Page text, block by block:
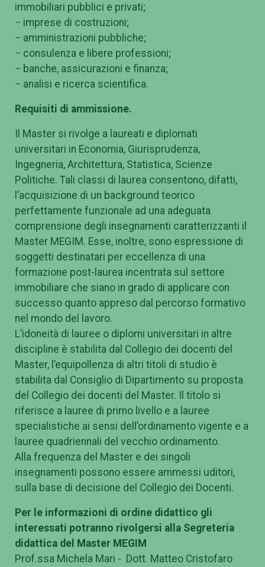
immobiliari pubblici e privati;
− imprese di costruzioni;
− amministrazioni pubbliche;
− consulenza e libere professioni;
− banche, assicurazioni e finanza;
− analisi e ricerca scientifica.
Requisiti di ammissione.
Il Master si rivolge a laureati e diplomati
universitari in Economia, Giurisprudenza,
Ingegneria, Architettura, Statistica, Scienze
Politiche. Tali classi di laurea consentono, difatti,
l’acquisizione di un background teorico
perfettamente funzionale ad una adeguata
comprensione degli insegnamenti caratterizzanti il
Master MEGIM. Esse, inoltre, sono espressione di
soggetti destinatari per eccellenza di una
formazione post-laurea incentrata sul settore
immobiliare che siano in grado di applicare con
successo quanto appreso dal percorso formativo
nel mondo del lavoro.
L’idoneità di lauree o diplomi universitari in altre
discipline è stabilita dal Collegio dei docenti del
Master, l’equipollenza di altri titoli di studio è
stabilita dal Consiglio di Dipartimento su proposta
del Collegio dei docenti del Master. Il titolo si
riferisce a lauree di primo livello e a lauree
specialistiche ai sensi dell’ordinamento vigente e a
lauree quadriennali del vecchio ordinamento.
Alla frequenza del Master e dei singoli
insegnamenti possono essere ammessi uditori,
sulla base di decisione del Collegio dei Docenti.
Per le informazioni di ordine didattico gli
interessati potranno rivolgersi alla Segreteria
didattica del Master MEGIM
Prof.ssa Michela Mari - Dott. Matteo Cristofaro